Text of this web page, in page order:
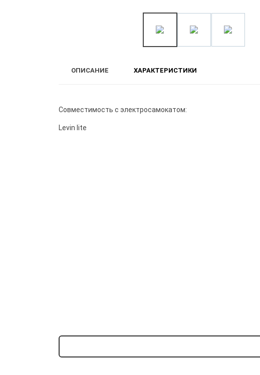
ОПИСАНИЕ ХАРАКТЕРИСТИКИ
Совместимость с электросамокатом:
Levin lite